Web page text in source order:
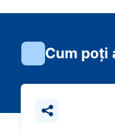
Cum poți